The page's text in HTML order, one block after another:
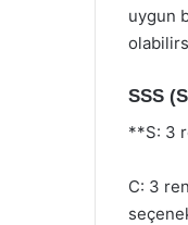
uygun
SSS
**S: 3
C: 3